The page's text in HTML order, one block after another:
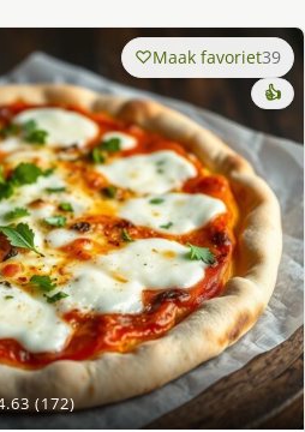
(172)
Maak favoriet39
👍